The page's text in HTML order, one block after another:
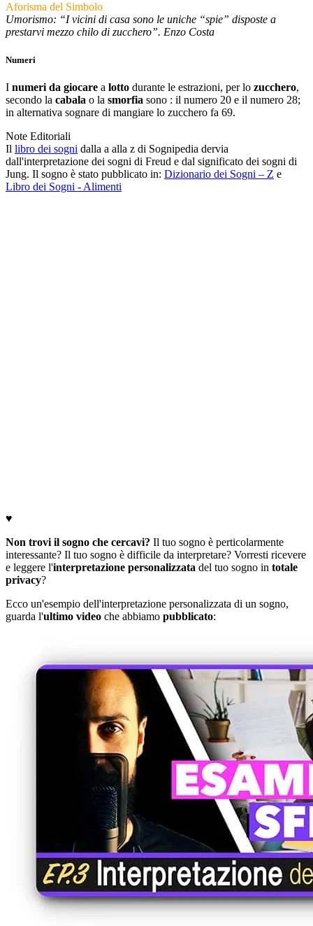
Aforisma del Simbolo
Umorismo: “I vicini di casa sono le uniche “spie” disposte a
prestarvi mezzo chilo di zucchero”. Enzo Costa
Numeri
I numeri da giocare a lotto durante le estrazioni, per lo zucchero,
secondo la cabala o la smorfia sono : il numero 20 e il numero 28;
in alternativa sognare di mangiare lo zucchero fa 69.
Note Editoriali
Il libro dei sogni dalla a alla z di Sognipedia dervia
dall'interpretazione dei sogni di Freud e dal significato dei sogni di
Jung. Il sogno è stato pubblicato in: Dizionario dei Sogni – Z e
Libro dei Sogni - Alimenti
♥
Non trovi il sogno che cercavi? Il tuo sogno è perticolarmente
interessante? Il tuo sogno è difficile da interpretare? Vorresti ricevere
e leggere l'interpretazione personalizzata del tuo sogno in totale
privacy?
Ecco un'esempio dell'interpretazione personalizzata di un sogno,
guarda l'ultimo video che abbiamo pubblicato: